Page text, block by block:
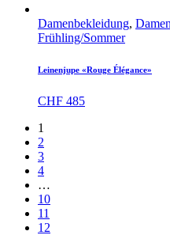
Damenbekleidung,
Frühling/Sommer
Leinenjupe «Rouge Élégance»
CHF 485
1
2
3
4
…
10
11
12